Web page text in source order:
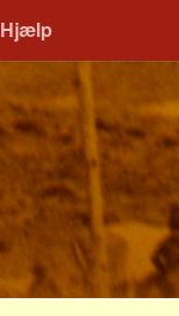
Hjælp